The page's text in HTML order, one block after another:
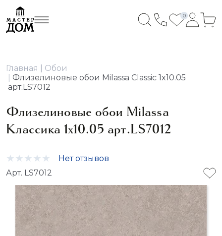
0
Главная
Обои
Флизелиновые обои Milassa Classic 1x10.05
арт.LS7012
Флизелиновые обои Milassa
Классика 1x10.05 арт.LS7012
Нет отзывов
Арт. LS7012